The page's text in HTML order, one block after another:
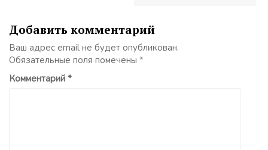
Добавить комментарий
Ваш адрес email не будет опубликован.
Обязательные поля помечены *
Комментарий *